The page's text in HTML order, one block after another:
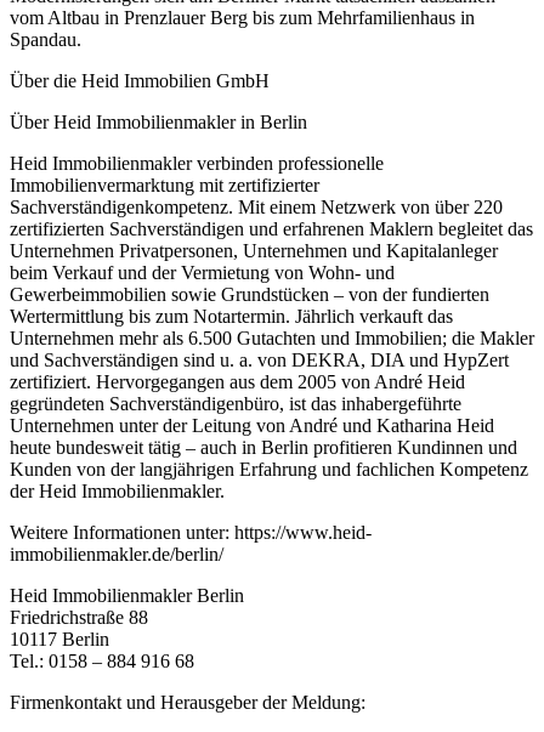
vom Altbau in Prenzlauer Berg bis zum Mehrfamilienhaus in
Spandau.
Über die Heid Im­mo­bi­li­en­ GmbH
Über Heid Immobilienmakler in Berlin
Heid Immobilienmakler verbinden professionelle
Immobilienvermarktung mit zertifizierter
Sachverständigenkompetenz. Mit einem Netzwerk von über 220
zertifizierten Sachverständigen und erfahrenen Maklern begleitet das
Unternehmen Privatpersonen, Unternehmen und Kapitalanleger
beim Verkauf und der Vermietung von Wohn- und
Gewerbeimmobilien sowie Grundstücken – von der fundierten
Wertermittlung bis zum Notartermin. Jährlich verkauft das
Unternehmen mehr als 6.500 Gutachten und Immobilien; die Makler
und Sachverständigen sind u. a. von DEKRA, DIA und HypZert
zertifiziert. Hervorgegangen aus dem 2005 von André Heid
gegründeten Sachverständigenbüro, ist das inhabergeführte
Unternehmen unter der Leitung von André und Katharina Heid
heute bundesweit tätig – auch in Berlin profitieren Kundinnen und
Kunden von der langjährigen Erfahrung und fachlichen Kompetenz
der Heid Immobilienmakler.
Weitere Informationen unter: https://www.heid-
immobilienmakler.de/berlin/
Heid Immobilienmakler Berlin
Friedrichstraße 88
10117 Berlin
Tel.: 0158 – 884 916 68
Firmenkontakt und Herausgeber der Meldung: